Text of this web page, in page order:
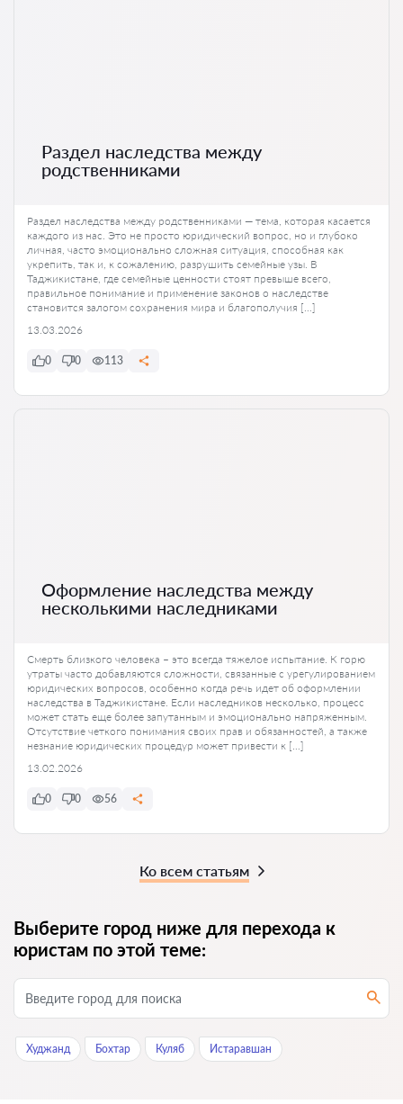
Раздел наследства между
родственниками
Раздел наследства между родственниками — тема, которая касается
каждого из нас. Это не просто юридический вопрос, но и глубоко
личная, часто эмоционально сложная ситуация, способная как
укрепить, так и, к сожалению, разрушить семейные узы. В
Таджикистане, где семейные ценности стоят превыше всего,
правильное понимание и применение законов о наследстве
становится залогом сохранения мира и благополучия […]
13.03.2026
0 0 113
Оформление наследства между
несколькими наследниками
Смерть близкого человека – это всегда тяжелое испытание. К горю
утраты часто добавляются сложности, связанные с урегулированием
юридических вопросов, особенно когда речь идет об оформлении
наследства в Таджикистане. Если наследников несколько, процесс
может стать еще более запутанным и эмоционально напряженным.
Отсутствие четкого понимания своих прав и обязанностей, а также
незнание юридических процедур может привести к […]
13.02.2026
0 0 56
Ко всем статьям
Выберите город ниже для перехода к
юристам по этой теме:
Худжанд Бохтар Куляб Истаравшан